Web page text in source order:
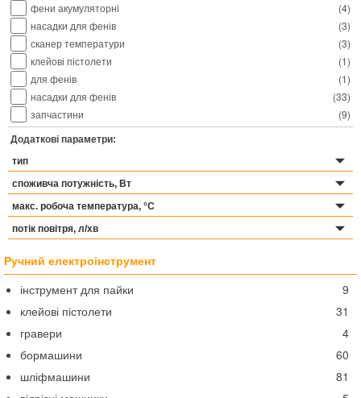
(4)
фени акумуляторні
(3)
насадки для фенів
(3)
сканер температури
(1)
клейові пістолети
(1)
для фенів
(33)
насадки для фенів
(9)
запчастини
Додаткові параметри:
тип
споживча потужність, Вт
макс. робоча температура, °С
потік повітря, л/хв
Ручний електроінструмент
9
інструмент для пайки
31
клейові пістолети
4
гравери
60
бормашини
81
шліфмашини